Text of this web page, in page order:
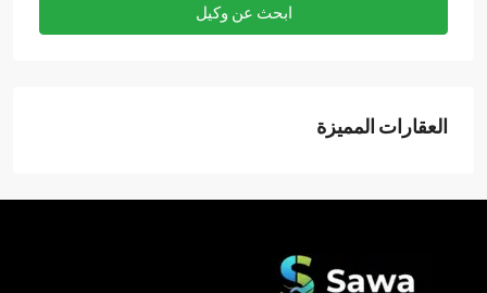
ابحث عن وكيل
العقارات المميزة